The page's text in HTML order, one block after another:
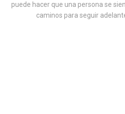
puede hacer que una persona se
caminos para seguir